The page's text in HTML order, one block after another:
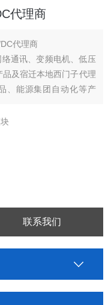
代理商
代理商
通讯、变频电机、低压
及宿迁本地西门子代理
、能源集团自动化等产
业企业提供西门子自动
联系我们